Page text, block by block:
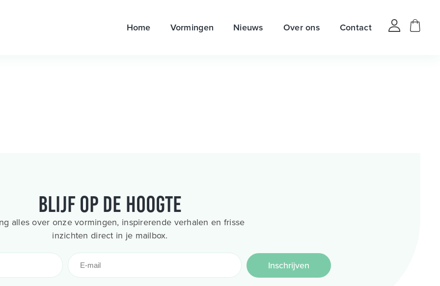
Home Vormingen Nieuws Over ons Contact
Blijf op de hoogte
alles over onze vormingen, inspirerende verhalen en frisse
inzichten direct in je mailbox.
Inschrijven